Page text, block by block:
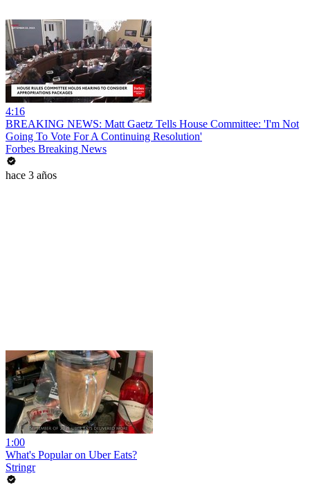
4:16
BREAKING NEWS: Matt Gaetz Tells House Committee: 'I'm Not
Going To Vote For A Continuing Resolution'
Forbes Breaking News
hace 3 años
1:00
What's Popular on Uber Eats?
Stringr